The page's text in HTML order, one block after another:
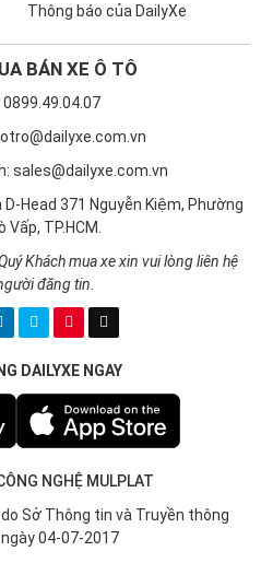
Thông báo của DailyXe
BÁN XE Ô TÔ
0899.49.04.07
sales@dailyxe.com.vn
Head 371 Nguyễn Kiệm, Phường
Vấp, TP.HCM.
Khách mua xe xin vui lòng liên hệ
đăng tin.
DAILYXE NGAY
NGHỆ MULPLAT
Sở Thông tin và Truyền thông
ngày 04-07-2017